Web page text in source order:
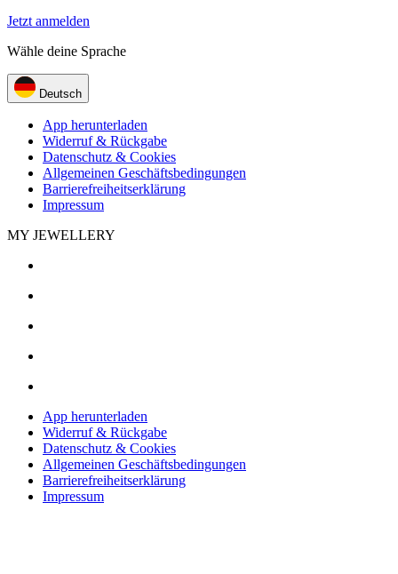
Jetzt anmelden
Wähle deine Sprache
Deutsch
App herunterladen
Widerruf & Rückgabe
Datenschutz & Cookies
Allgemeinen Geschäftsbedingungen
Barrierefreiheitserklärung
Impressum
MY JEWELLERY
App herunterladen
Widerruf & Rückgabe
Datenschutz & Cookies
Allgemeinen Geschäftsbedingungen
Barrierefreiheitserklärung
Impressum